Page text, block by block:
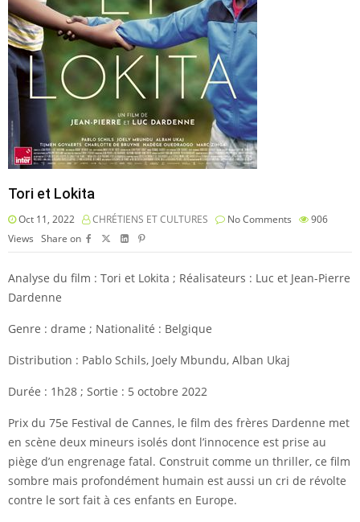
Tori et Lokita
Oct 11, 2022 CHRÉTIENS ET CULTURES No Comments
906
Views Share on
Analyse du film : Tori et Lokita ; Réalisateurs : Luc et Jean-Pierre
Dardenne
Genre : drame ; Nationalité : Belgique
Distribution : Pablo Schils, Joely Mbundu, Alban Ukaj
Durée : 1h28 ; Sortie : 5 octobre 2022
Prix du 75e Festival de Cannes, le film des frères Dardenne met
en scène deux mineurs isolés dont l’innocence est prise au
piège d’un engrenage fatal. Construit comme un thriller, ce film
sombre mais profondément humain est aussi un cri de révolte
contre le sort fait à ces enfants en Europe.